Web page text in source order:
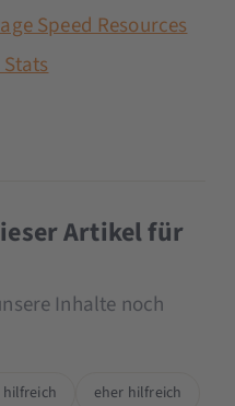
Speed Resources
Artikel für
Inhalte noch
eher hilfreich